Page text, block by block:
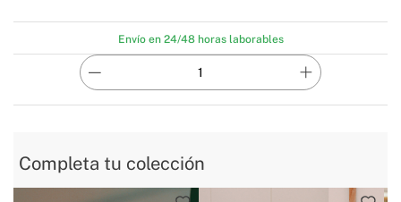
Envío en 24/48 horas laborables
Completa tu colección